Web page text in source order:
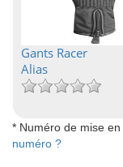
Gants Racer
Alias
* Numéro de mise
numéro ?